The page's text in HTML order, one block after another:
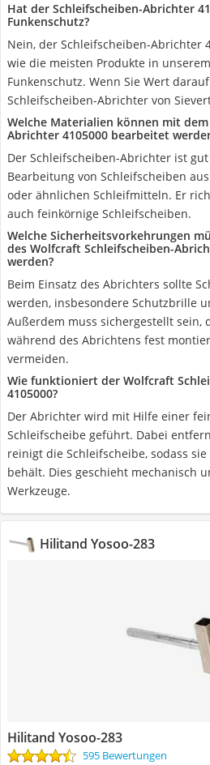
Hat der Schleifscheiben-Abrichter
Funkenschutz?
Nein, der Schleifscheiben-Abrichter
wie die meisten Produkte in
Funkenschutz. Wenn Sie Wert
Schleifscheiben-Abrichter von
Welche Materialien können mit
Abrichter 4105000 bearbeitet
Der Schleifscheiben-Abrichter ist
Bearbeitung von Schleifscheiben
oder ähnlichen Schleifmitteln. Er
auch feinkörnige Schleifscheiben.
Welche Sicherheitsvorkehrungen
des Wolfcraft Schleifscheiben-
werden?
Beim Einsatz des Abrichters sollte
werden, insbesondere Schutzbrille
Außerdem muss sichergestellt sein,
während des Abrichtens fest
vermeiden.
Wie funktioniert der Wolfcraft
4105000?
Der Abrichter wird mit Hilfe einer
Schleifscheibe geführt. Dabei
reinigt die Schleifscheibe, sodass
behält. Dies geschieht mechanisch
Werkzeuge.
Hilitand Yosoo-283
Hilitand Yosoo-283
595 Bewertungen